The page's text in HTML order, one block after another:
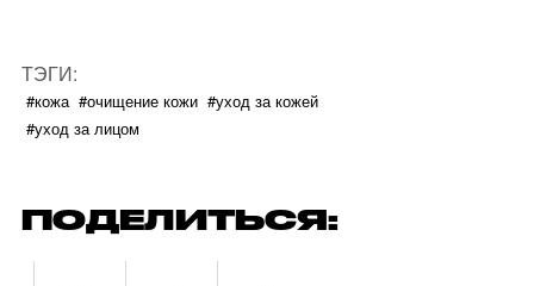
ТЭГИ:
#кожа #очищение кожи #уход за кожей
#уход за лицом
ПОДЕЛИТЬСЯ: